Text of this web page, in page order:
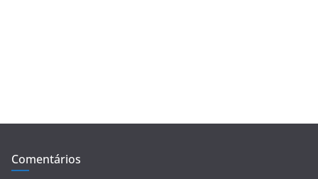
Comentários